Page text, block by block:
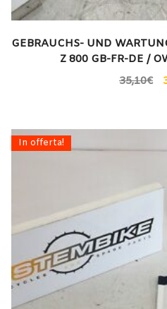
GEBRAUCHS- UND
Z 800 GB-FR-DE /
35,10€
In offerta!